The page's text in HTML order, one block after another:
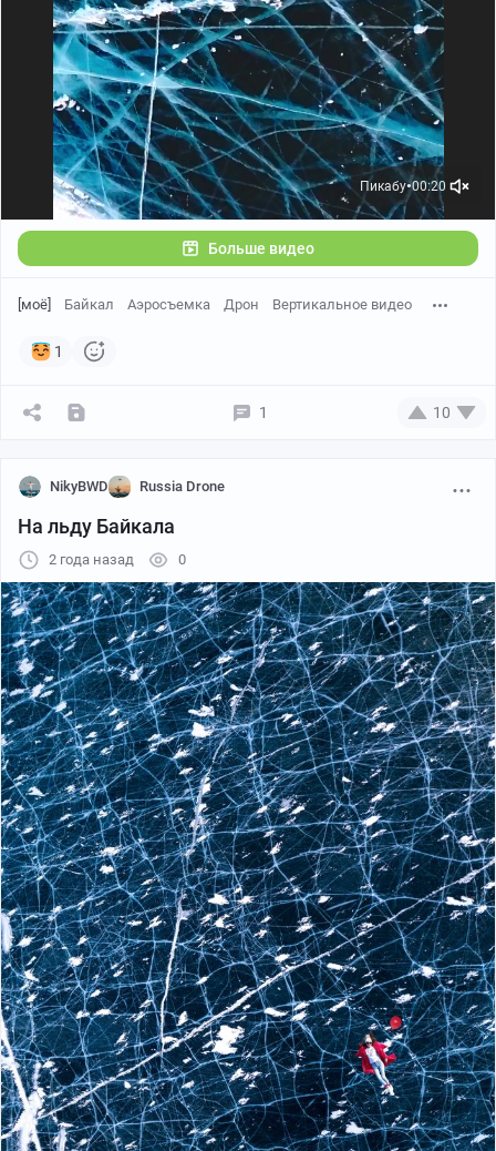
Пикабу●00:20
Больше видео
[моё] Байкал Аэросъемка Дрон Вертикальное видео
1
1 10
NikyBWD Russia Drone
На льду Байкала
2 года назад 0